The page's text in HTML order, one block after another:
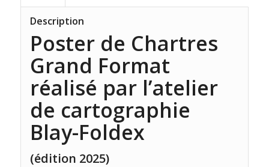
Description
Poster de Chartres
Grand Format
réalisé par l’atelier
de cartographie
Blay-Foldex
(édition 2025)